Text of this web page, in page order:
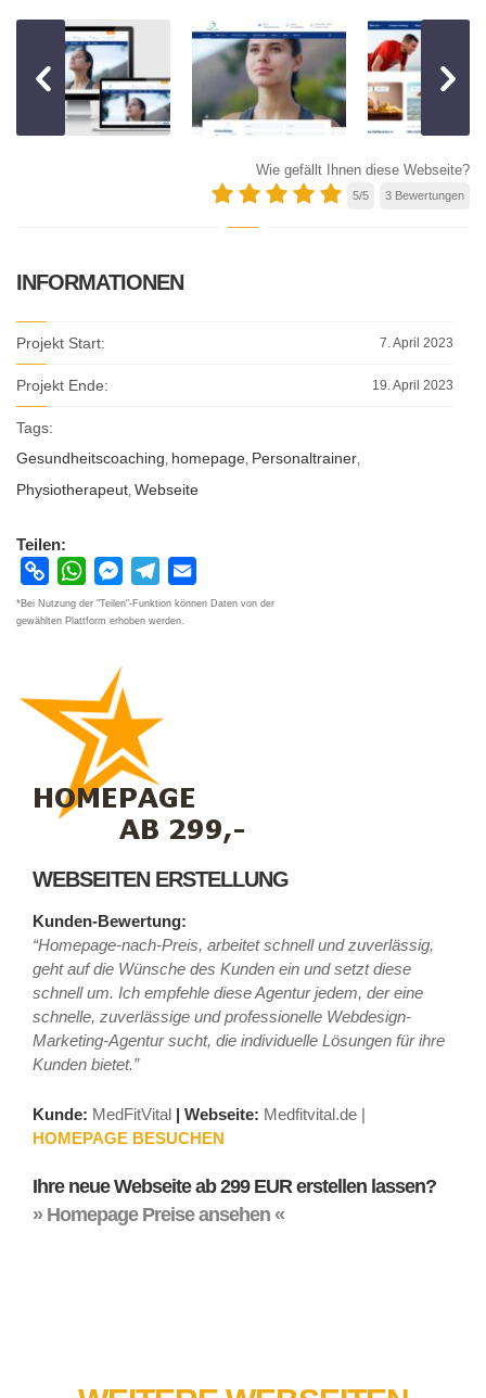
Wie gefällt Ihnen diese Webseite?
5/5 3 Bewertungen
INFORMATIONEN
Projekt Start: 7. April 2023
Projekt Ende: 19. April 2023
Tags:
Gesundheitscoaching, homepage, Personaltrainer,
Physiotherapeut, Webseite
Teilen:
Copy
Link
WhatsAppMessenger
Telegram
*Bei Nutzung der "Teilen"-Funktion können Daten von der
gewählten Plattform erhoben werden.
WEBSEITEN ERSTELLUNG
Kunden-Bewertung:
“Homepage-nach-Preis, arbeitet schnell und zuverlässig,
geht auf die Wünsche des Kunden ein und setzt diese
schnell um. Ich empfehle diese Agentur jedem, der eine
schnelle, zuverlässige und professionelle Webdesign-
Marketing-Agentur sucht, die individuelle Lösungen für ihre
Kunden bietet.”
Kunde: MedFitVital | Webseite: Medfitvital.de |
HOMEPAGE BESUCHEN
Ihre neue Webseite ab 299 EUR erstellen lassen?
» Homepage Preise ansehen «